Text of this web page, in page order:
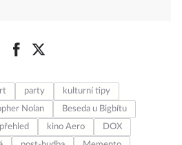
party
kulturní tipy
Nolan
Beseda u Bigbítu
kino Aero
DOX